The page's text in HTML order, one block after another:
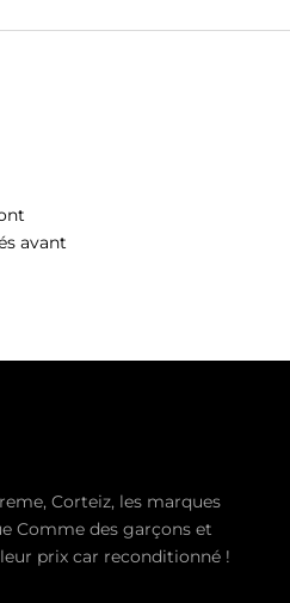
avant
Corteiz, les marques
Comme des garçons et
prix car reconditionné !